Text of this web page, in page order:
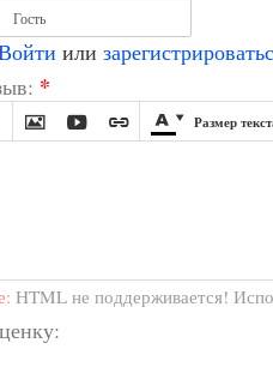
или
*
     Размер
HTML не поддерживается!